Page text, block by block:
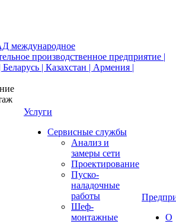
Услуги
Сервисные службы
Анализ и
замеры сети
Проектирование
Пуско-
наладочные
работы
Шеф-
монтажные
О